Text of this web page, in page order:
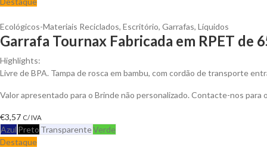
Ecológicos-Materiais Reciclados, Escritório, Garrafas, Líquidos
Garrafa Tournax Fabricada em RPET de
Highlights:
Livre de BPA. Tampa de rosca em bambu, com cordão de transporte
Valor apresentado para o Brinde não personalizado. Contacte-nos
€3,57 C/ IVA
Azul Preto TransparenteVerde
Destaque